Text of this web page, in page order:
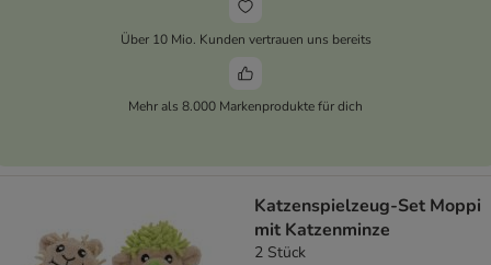
Über 10 Mio. Kunden vertrauen uns bereits
Mehr als 8.000 Markenprodukte für dich
Katzenspielzeug-Set Moppi
mit Katzenminze
2 Stück